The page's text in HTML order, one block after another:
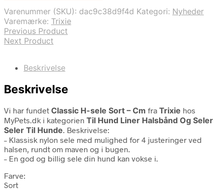
Varenummer (SKU): dac9c38d9f4d Kategori: Nyheder
Varemærke: Trixie
Previous Product
Next Product
Beskrivelse
Beskrivelse
Vi har fundet Classic H-sele Sort – Cm fra Trixie hos
MyPets.dk i kategorien Til Hund Liner Halsbånd Og Seler
Seler Til Hunde. Beskrivelse:
– Klassisk nylon sele med mulighed for 4 justeringer ved
halsen, rundt om maven og i bugen.
– En god og billig sele din hund kan vokse i.
Farve:
Sort